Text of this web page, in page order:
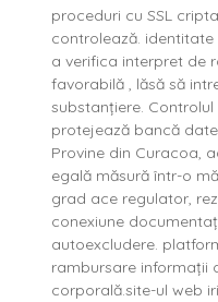
proceduri cu SSL
controlează.
a verifica interpret de
favorabilă , lăsă să
substanțiere.
protejează bancă
Provine din Curacoa,
egală măsură într-o
grad ace regulator,
conexiune
autoexcludere.
rambursare informații
corporală.site-ul web